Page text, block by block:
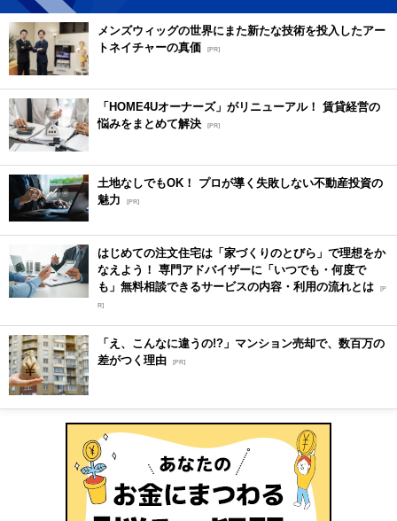
メンズウィッグの世界にまた新たな技術を投入したアー
トネイチャーの真価 [PR]
「HOME4Uオーナーズ」がリニューアル！ 賃貸経営の
悩みをまとめて解決 [PR]
土地なしでもOK！ プロが導く失敗しない不動産投資の
魅力
[PR]
はじめての注文住宅は「家づくりのとびら」で理想をか
なえよう！ 専門アドバイザーに「いつでも・何度で
も」無料相談できるサービスの内容・利用の流れとは [P
R]
「え、こんなに違うの!?」マンション売却で、数百万の
差がつく理由 [PR]